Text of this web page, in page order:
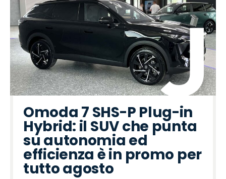
Omoda 7 SHS-P Plug-in
Hybrid: il SUV che punta
su autonomia ed
efficienza è in promo per
tutto agosto